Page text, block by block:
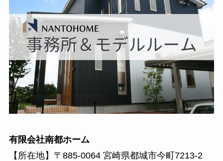
有限会社南都ホーム
【所在地】〒885-0064 宮崎県都城市今町7213-2